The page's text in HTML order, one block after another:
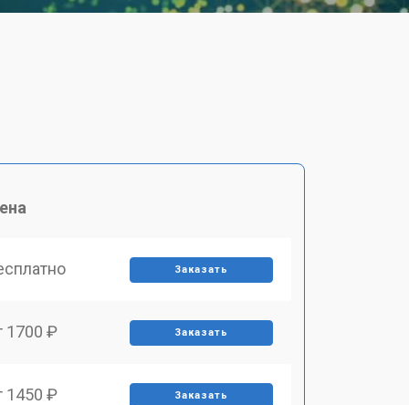
Заказать
1700 ₽ Заказать
1450 ₽ Заказать